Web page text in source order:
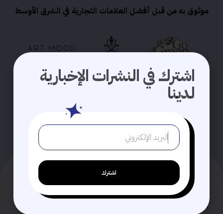
موثوق به من قبل أفضل العلامات التجارية في الشرق الأوسط
/ تقييم العملاء
متوسط ​​تقييم العملاء لدينا في الشرق الأوسط
حلول
إدارة كاملة لحسابك
اشترك في النشرات الإخبارية
لدينا
اشترك